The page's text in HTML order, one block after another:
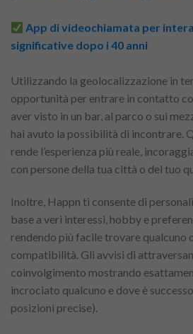
App di videochiamata per
significative dopo i 40 anni
Utilizzando la geolocalizzazione in
opportunità per entrare in contatto
aver visto in un bar, al parco o sui
hai avuto la possibilità di incontrare.
rende l’esperienza più reale,
con persone della tua città o del tuo
Inoltre, Happn ti consente di
base a veri interessi, hobby e
rendendo più facile trovare qualcuno
compatibilità. Gli avvisi di
coinvolgimento mostrando
incrociato qualcuno e dove è
posizioni precise).